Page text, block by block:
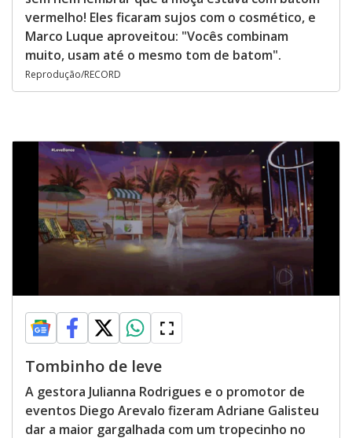
vermelho! Eles ficaram sujos com o cosmético, e
Marco Luque aproveitou: "Vocês combinam
muito, usam até o mesmo tom de batom".
Reprodução/RECORD
Tombinho de leve
A gestora Julianna Rodrigues e o promotor de
eventos Diego Arevalo fizeram Adriane Galisteu
dar a maior gargalhada com um tropecinho no